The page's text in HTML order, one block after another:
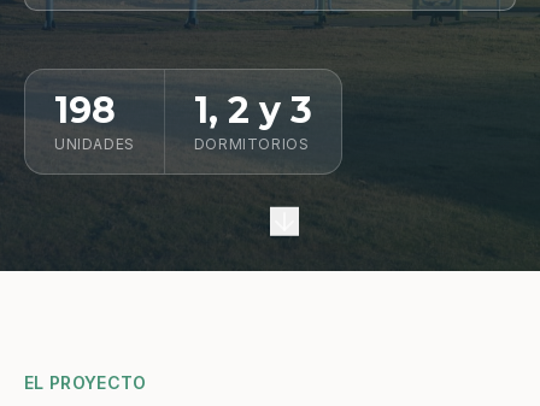
198
UNIDADES
1, 2 y 3
DORMITORIOS
EL PROYECTO